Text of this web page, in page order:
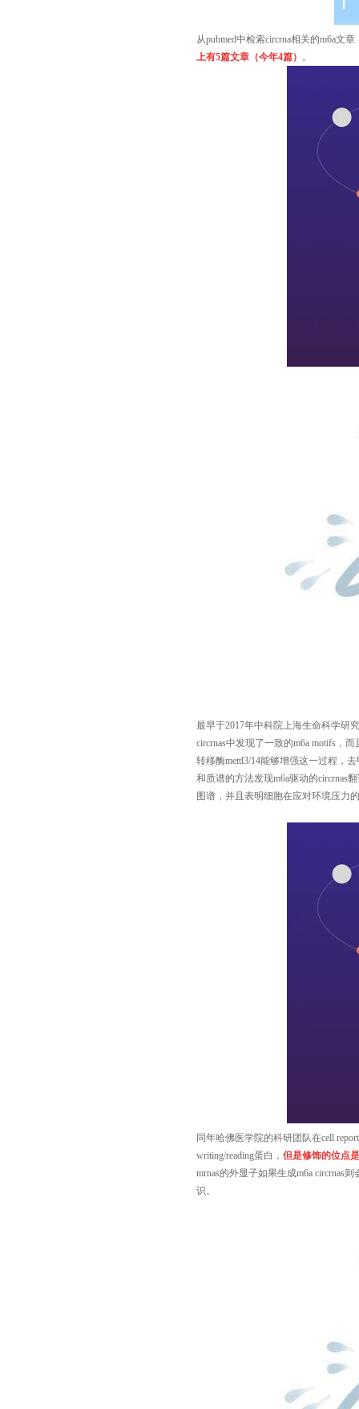
从pubmed中检索circrna相关的m6a文章
上有5篇文章（今年4篇） 。
最早于2017年中科院上海生命科学研
circrnas中发现了一致的m6a motifs，
转移酶mettl3/14能够增强这一过程，
和质谱的方法发现m6a驱动的circrnas
图谱，并且表明细胞在应对环境压力
同年哈佛医学院的科研团队在cell
writing/reading蛋白， 但是修饰的位点
mrnas的外显子如果生成m6a circrnas
识。